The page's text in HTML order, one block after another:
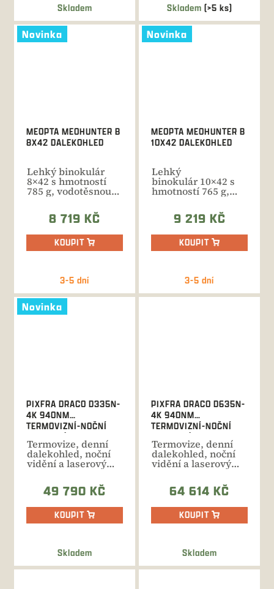
Skladem Skladem (>5 ks)
Novinka
3-5 dní
MEOPTA MEOHUNTER B
8X42 DALEKOHLED
Lehký binokulár
8×42 s hmotností
785 g, vodotěsnou
konstrukcí,
plněním...
8 719 KČ
KOUPIT
Novinka
3-5 dní
MEOPTA MEOHUNTER B
10X42 DALEKOHLED
Lehký
binokulár 10×42 s
hmotností 765 g,
konstrukcí,
plněním...
9 219 KČ
KOUPIT
Novinka
Skladem
PIXFRA DRACO D335N-
4K 940NM
TERMOVIZNÍ-NOČNÍ
BINOKULÁR
Termovize, denní
dalekohled, noční
vidění a laserový
dálkoměr v jednom
těle....49 790 KČ
KOUPIT
Skladem
PIXFRA DRACO D635N-
4K 940NM
TERMOVIZNÍ-NOČNÍ
BINOKULÁR
Termovize, denní
dalekohled, noční
vidění a laserový
dálkoměr v jednom
64 614 KČ
KOUPIT